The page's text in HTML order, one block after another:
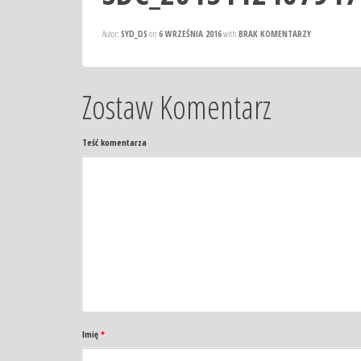
Autor: SYD_DS on 6 WRZEŚNIA 2016with BRAK KOMENTARZY
Zostaw Komentarz
Teść komentarza
Imię *